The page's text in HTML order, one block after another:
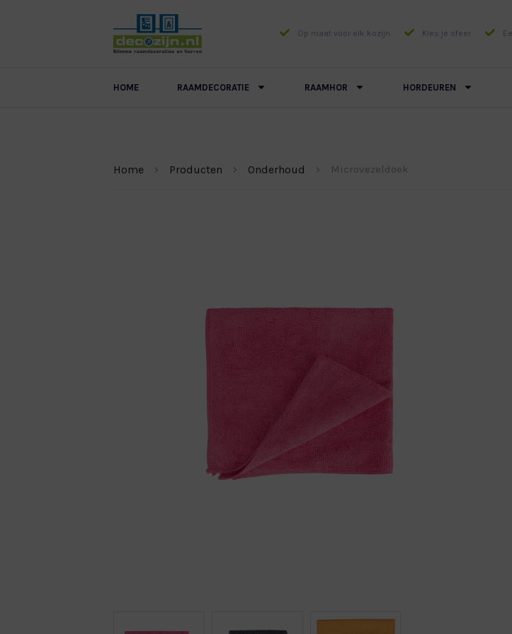
Op maat voor elk kozijn Kies je sfeer
HOME RAAMDECORATIE RAAMHOR HORDEUREN
Home Producten Onderhoud Microvezeldoek